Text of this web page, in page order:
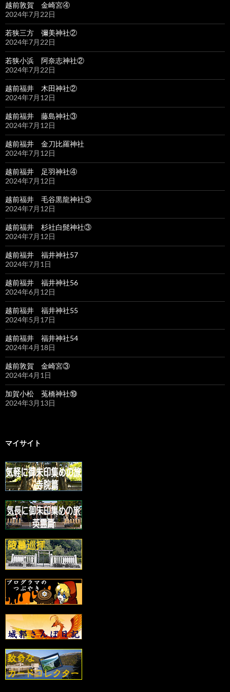
越前敦賀 金崎宮④
2024年7月22日
若狭三方 彌美神社②
2024年7月22日
若狭小浜 阿奈志神社②
2024年7月22日
越前福井 木田神社②
2024年7月12日
越前福井 藤島神社③
2024年7月12日
越前福井 金刀比羅神社
2024年7月12日
越前福井 足羽神社④
2024年7月12日
越前福井 毛谷黒龍神社③
2024年7月12日
越前福井 杉社白髭神社③
2024年7月12日
越前福井 福井神社57
2024年7月1日
越前福井 福井神社56
2024年6月12日
越前福井 福井神社55
2024年5月17日
越前福井 福井神社54
2024年4月18日
越前敦賀 金崎宮③
2024年4月1日
加賀小松 菟橋神社⑲
2024年3月13日
マイサイト